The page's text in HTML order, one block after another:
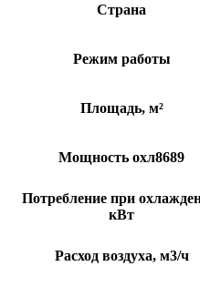
Страна
Режим работы
Площадь, м²
Мощность охл8689
Потребление при
кВт
Расход воздуха, м3/ч